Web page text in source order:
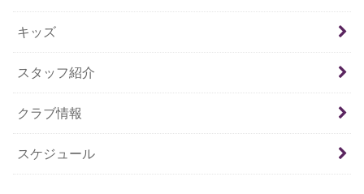
キッズ
スタッフ紹介
クラブ情報
スケジュール